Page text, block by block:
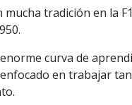
tradición en la
curva de
en trabajar